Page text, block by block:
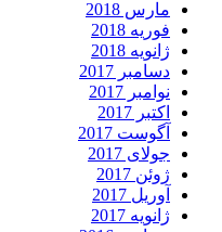
مارس 2018
فوریه 2018
ژانویه 2018
دسامبر 2017
نوامبر 2017
اکتبر 2017
آگوست 2017
جولای 2017
ژوئن 2017
آوریل 2017
ژانویه 2017